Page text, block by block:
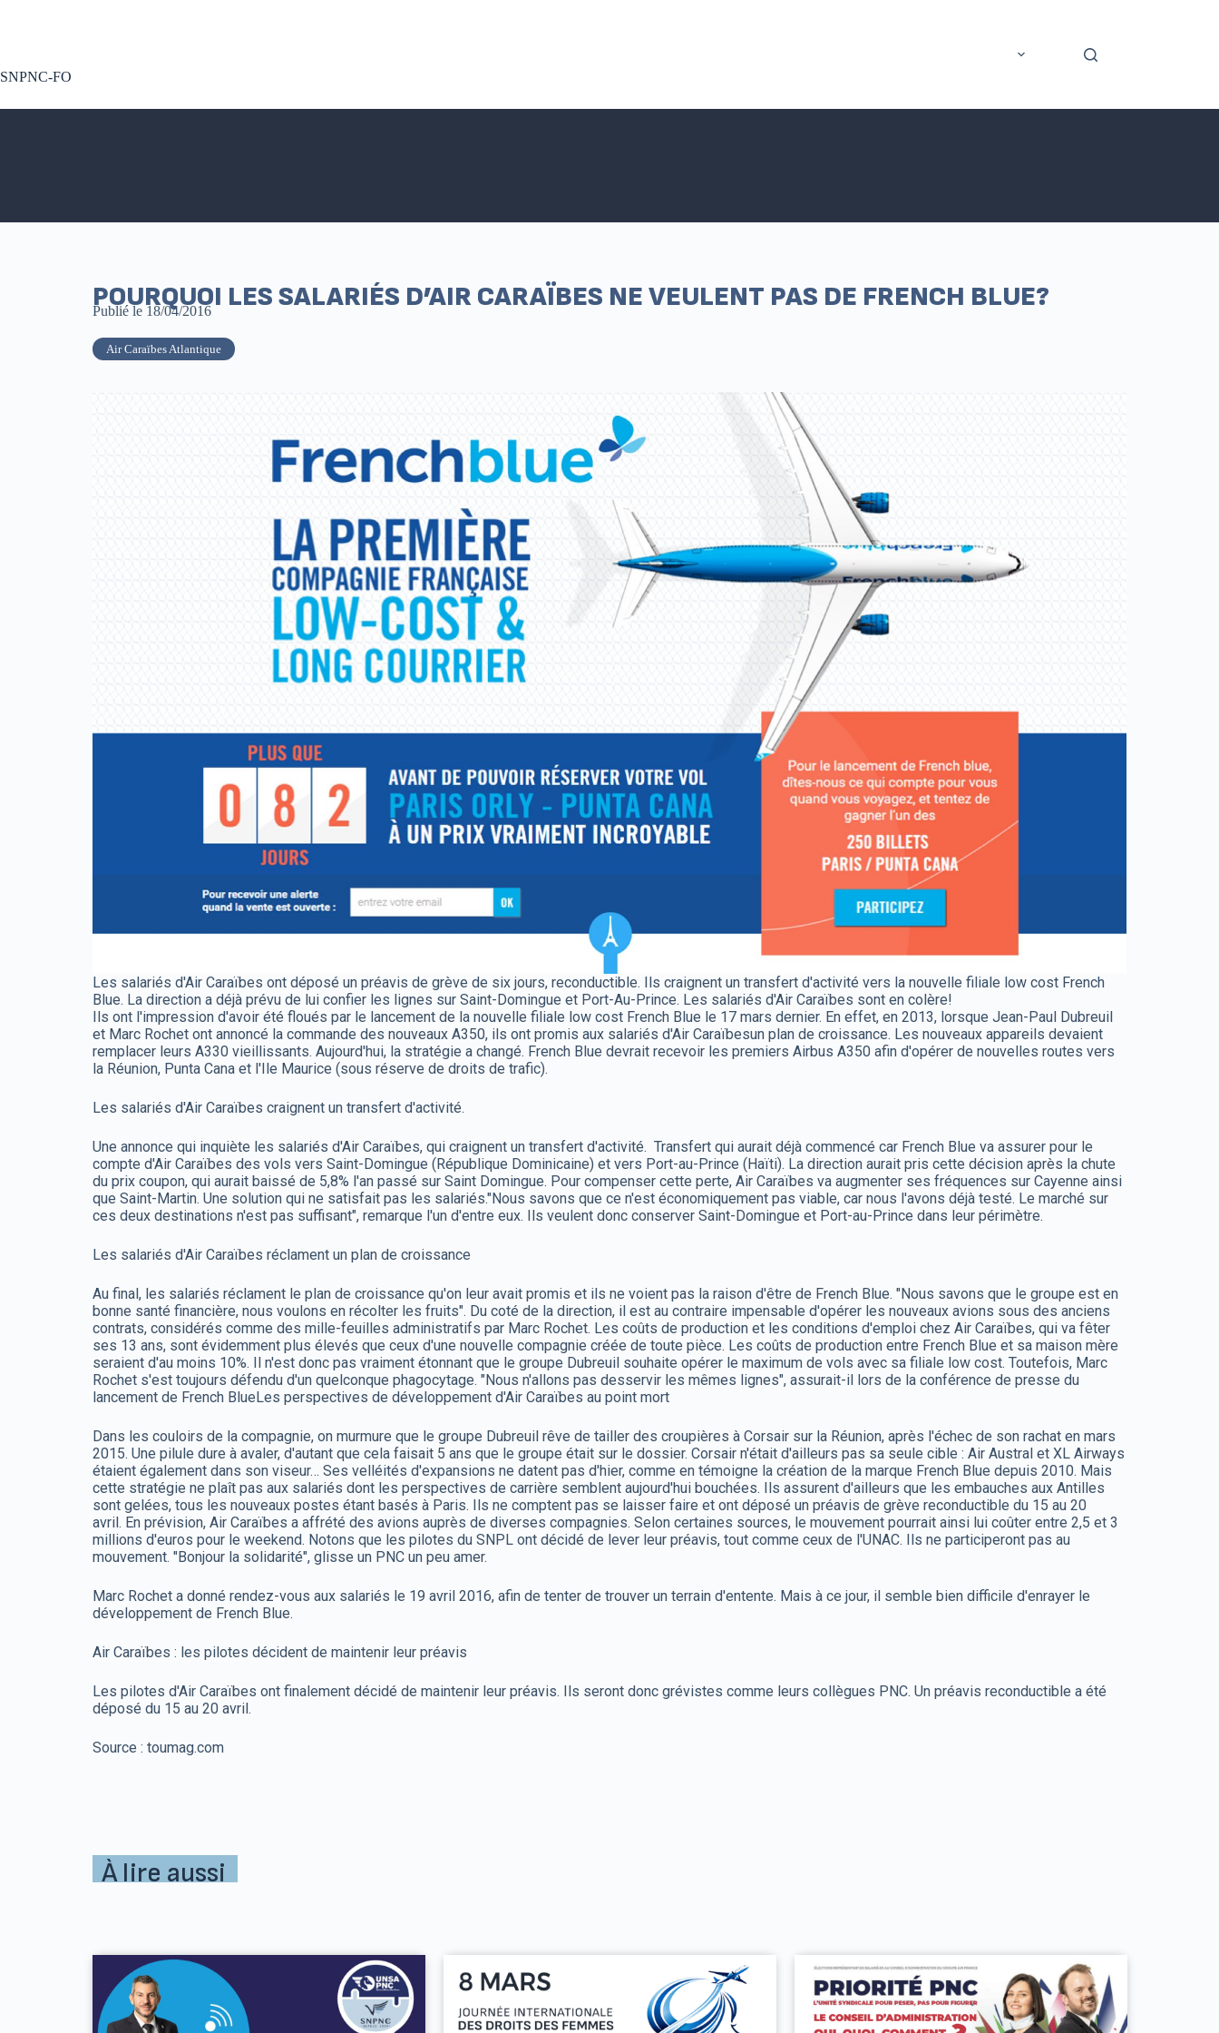
SNPNC-FO
POURQUOI LES SALARIÉS D’AIR CARAÏBES NE VEULENT PAS DE FRENCH BLUE?
Publié le 18/04/2016
Air Caraïbes Atlantique
Les salariés d'Air Caraïbes ont déposé un préavis de grève de six jours, reconductible. Ils craignent un transfert d'activité vers la nouvelle filiale low cost French
Blue. La direction a déjà prévu de lui confier les lignes sur Saint-Domingue et Port-Au-Prince. Les salariés d'Air Caraïbes sont en colère!
Ils ont l'impression d'avoir été floués par le lancement de la nouvelle filiale low cost French Blue le 17 mars dernier. En effet, en 2013, lorsque Jean-Paul Dubreuil
et Marc Rochet ont annoncé la commande des nouveaux A350, ils ont promis aux salariés d'Air Caraïbesun plan de croissance. Les nouveaux appareils devaient
remplacer leurs A330 vieillissants. Aujourd'hui, la stratégie a changé. French Blue devrait recevoir les premiers Airbus A350 afin d'opérer de nouvelles routes vers
la Réunion, Punta Cana et l'Ile Maurice (sous réserve de droits de trafic).
Les salariés d'Air Caraïbes craignent un transfert d'activité.
Une annonce qui inquiète les salariés d'Air Caraïbes, qui craignent un transfert d'activité. Transfert qui aurait déjà commencé car French Blue va assurer pour le
compte d'Air Caraïbes des vols vers Saint-Domingue (République Dominicaine) et vers Port-au-Prince (Haïti). La direction aurait pris cette décision après la chute
du prix coupon, qui aurait baissé de 5,8% l'an passé sur Saint Domingue. Pour compenser cette perte, Air Caraïbes va augmenter ses fréquences sur Cayenne ainsi
que Saint-Martin. Une solution qui ne satisfait pas les salariés."Nous savons que ce n'est économiquement pas viable, car nous l'avons déjà testé. Le marché sur
ces deux destinations n'est pas suffisant", remarque l'un d'entre eux. Ils veulent donc conserver Saint-Domingue et Port-au-Prince dans leur périmètre.
Les salariés d'Air Caraïbes réclament un plan de croissance
Au final, les salariés réclament le plan de croissance qu'on leur avait promis et ils ne voient pas la raison d'être de French Blue. "Nous savons que le groupe est en
bonne santé financière, nous voulons en récolter les fruits". Du coté de la direction, il est au contraire impensable d'opérer les nouveaux avions sous des anciens
contrats, considérés comme des mille-feuilles administratifs par Marc Rochet. Les coûts de production et les conditions d'emploi chez Air Caraïbes, qui va fêter
ses 13 ans, sont évidemment plus élevés que ceux d'une nouvelle compagnie créée de toute pièce. Les coûts de production entre French Blue et sa maison mère
seraient d'au moins 10%. Il n'est donc pas vraiment étonnant que le groupe Dubreuil souhaite opérer le maximum de vols avec sa filiale low cost. Toutefois, Marc
Rochet s'est toujours défendu d'un quelconque phagocytage. "Nous n'allons pas desservir les mêmes lignes", assurait-il lors de la conférence de presse du
lancement de French BlueLes perspectives de développement d'Air Caraïbes au point mort
Dans les couloirs de la compagnie, on murmure que le groupe Dubreuil rêve de tailler des croupières à Corsair sur la Réunion, après l'échec de son rachat en mars
2015. Une pilule dure à avaler, d'autant que cela faisait 5 ans que le groupe était sur le dossier. Corsair n'était d'ailleurs pas sa seule cible : Air Austral et XL Airways
étaient également dans son viseur… Ses velléités d'expansions ne datent pas d'hier, comme en témoigne la création de la marque French Blue depuis 2010. Mais
cette stratégie ne plaît pas aux salariés dont les perspectives de carrière semblent aujourd'hui bouchées. Ils assurent d'ailleurs que les embauches aux Antilles
sont gelées, tous les nouveaux postes étant basés à Paris. Ils ne comptent pas se laisser faire et ont déposé un préavis de grève reconductible du 15 au 20
avril. En prévision, Air Caraïbes a affrété des avions auprès de diverses compagnies. Selon certaines sources, le mouvement pourrait ainsi lui coûter entre 2,5 et 3
millions d'euros pour le weekend. Notons que les pilotes du SNPL ont décidé de lever leur préavis, tout comme ceux de l'UNAC. Ils ne participeront pas au
mouvement. "Bonjour la solidarité", glisse un PNC un peu amer.
Marc Rochet a donné rendez-vous aux salariés le 19 avril 2016, afin de tenter de trouver un terrain d'entente. Mais à ce jour, il semble bien difficile d'enrayer le
développement de French Blue.
Air Caraïbes : les pilotes décident de maintenir leur préavis
Les pilotes d'Air Caraïbes ont finalement décidé de maintenir leur préavis. Ils seront donc grévistes comme leurs collègues PNC. Un préavis reconductible a été
déposé du 15 au 20 avril.
Source : toumag.com
À lire aussi